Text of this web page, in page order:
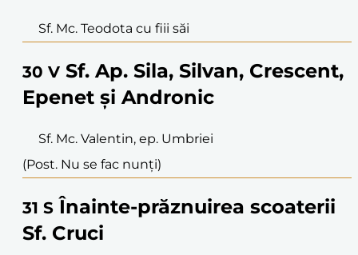
Sf. Mc. Teodota cu fiii săi
30 V Sf. Ap. Sila, Silvan, Crescent,
Epenet și Andronic
Sf. Mc. Valentin, ep. Umbriei
(Post. Nu se fac nunți)
31 S Înainte-prăznuirea scoaterii
Sf. Cruci